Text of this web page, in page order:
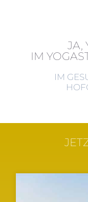
JA,
IM
IM